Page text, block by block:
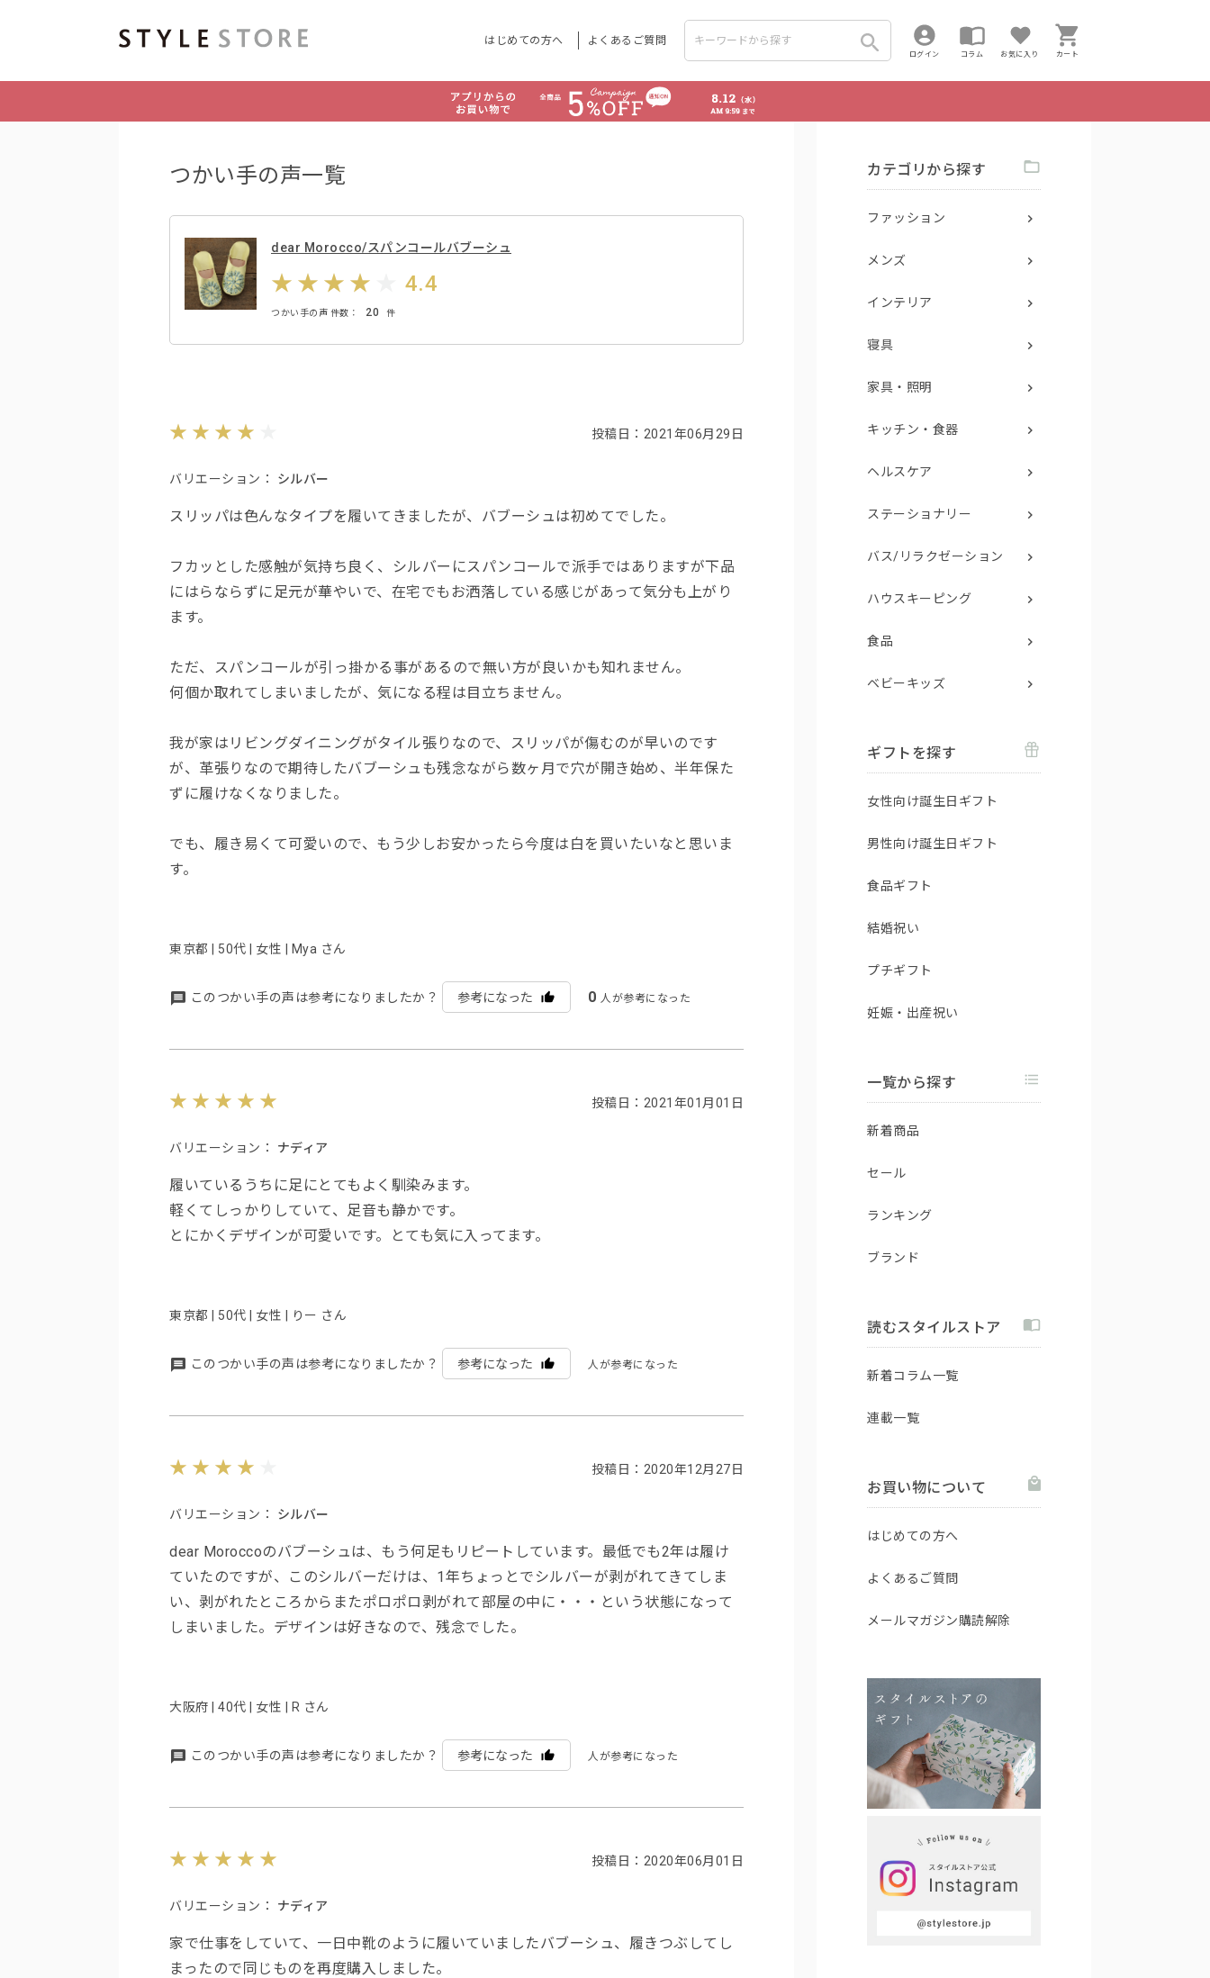
はじめての方へ よくあるご質問
ログイン コラム お気に入り カート
つかい手の声一覧
dear Morocco/スパンコールバブーシュ
4.4
つかい手の声 件数： 20 件
投稿日：2021年06月29日
バリエーション： シルバー
スリッパは色んなタイプを履いてきましたが、バブーシュは初めてでした。
フカッとした感触が気持ち良く、シルバーにスパンコールで派手ではありますが下品
にはらならずに足元が華やいで、在宅でもお洒落している感じがあって気分も上がり
ます。
ただ、スパンコールが引っ掛かる事があるので無い方が良いかも知れません。
何個か取れてしまいましたが、気になる程は目立ちません。
我が家はリビングダイニングがタイル張りなので、スリッパが傷むのが早いのです
が、革張りなので期待したバブーシュも残念ながら数ヶ月で穴が開き始め、半年保た
ずに履けなくなりました。
でも、履き易くて可愛いので、もう少しお安かったら今度は白を買いたいなと思いま
す。
東京都 | 50代 | 女性 | Mya さん
このつかい手の声は参考になりましたか？ 参考になった 0 人が参考になった
投稿日：2021年01月01日
バリエーション： ナディア
履いているうちに足にとてもよく馴染みます。
軽くてしっかりしていて、足音も静かです。
とにかくデザインが可愛いです。とても気に入ってます。
東京都 | 50代 | 女性 | りー さん
このつかい手の声は参考になりましたか？ 参考になった 人が参考になった
投稿日：2020年12月27日
バリエーション： シルバー
dear Moroccoのバブーシュは、もう何足もリピートしています。最低でも2年は履け
ていたのですが、このシルバーだけは、1年ちょっとでシルバーが剥がれてきてしま
い、剥がれたところからまたポロポロ剥がれて部屋の中に・・・という状態になって
しまいました。デザインは好きなので、残念でした。
大阪府 | 40代 | 女性 | R さん
このつかい手の声は参考になりましたか？ 参考になった 人が参考になった
投稿日：2020年06月01日
バリエーション： ナディア
家で仕事をしていて、一日中靴のように履いていましたバブーシュ、履きつぶしてし
まったので同じものを再度購入しました。
カテゴリから探す
ファッション
メンズ
インテリア
寝具
家具・照明
キッチン・食器
ヘルスケア
ステーショナリー
バス/リラクゼーション
ハウスキーピング
食品
ベビーキッズ
ギフトを探す
女性向け誕生日ギフト
男性向け誕生日ギフト
食品ギフト
結婚祝い
プチギフト
妊娠・出産祝い
一覧から探す
新着商品
セール
ランキング
ブランド
読むスタイルストア
新着コラム一覧
連載一覧
お買い物について
はじめての方へ
よくあるご質問
メールマガジン購読解除